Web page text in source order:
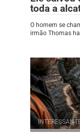
toda a
O homem se
irmão Thomas